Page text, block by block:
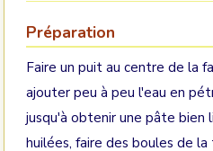
Préparation
Faire un puit au centre de la
ajouter peu à peu l'eau en
jusqu'à obtenir une pâte bien
huilées, faire des boules de